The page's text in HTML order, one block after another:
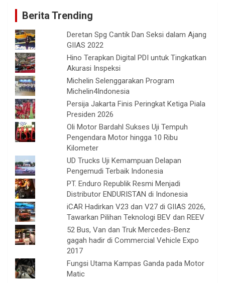
Berita Trending
Deretan Spg Cantik Dan Seksi dalam Ajang
GIIAS 2022
Hino Terapkan Digital PDI untuk Tingkatkan
Akurasi Inspeksi
Michelin Selenggarakan Program
Michelin4Indonesia
Persija Jakarta Finis Peringkat Ketiga Piala
Presiden 2026
Oli Motor Bardahl Sukses Uji Tempuh
Pengendara Motor hingga 10 Ribu
Kilometer
UD Trucks Uji Kemampuan Delapan
Pengemudi Terbaik Indonesia
PT. Enduro Republik Resmi Menjadi
Distributor ENDURISTAN di Indonesia
iCAR Hadirkan V23 dan V27 di GIIAS 2026,
Tawarkan Pilihan Teknologi BEV dan REEV
52 Bus, Van dan Truk Mercedes-Benz
gagah hadir di Commercial Vehicle Expo
2017
Fungsi Utama Kampas Ganda pada Motor
Matic